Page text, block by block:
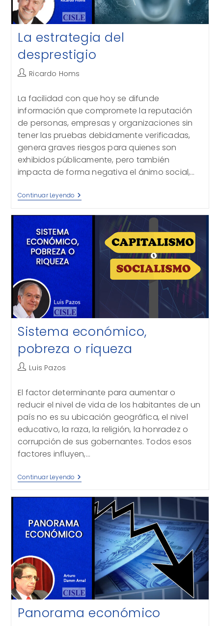
La estrategia del
desprestigio
Autor
la
entrada:
Ricardo Homs
La facilidad con que hoy se difunde
información que compromete la reputación
de personas, empresas y organizaciones sin
tener las pruebas debidamente verificadas,
genera graves riesgos para quienes son
exhibidos públicamente, pero también
impacta de forma negativa el ánimo social,…
Continuar Leyendo La
Estrategia
Desprestigio
Sistema económico,
pobreza o riqueza
Autor
la
entrada:
Luis Pazos
El factor determinante para aumentar o
reducir el nivel de vida de los habitantes de un
país no es su ubicación geográfica, el nivel
educativo, la raza, la religión, la honradez o
corrupción de sus gobernantes. Todos esos
factores influyen,…
Continuar Leyendo Sistema
Económico,
O
Riqueza
Panorama económico